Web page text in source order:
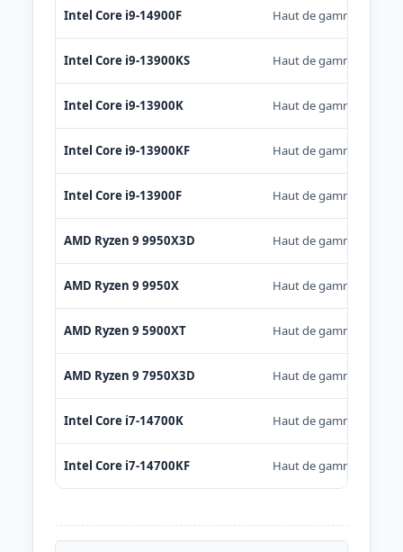
Intel Core i9-14900F Haut de gamme
Intel Core i9-13900KS Haut de gamme
Intel Core i9-13900K Haut de gamme
Intel Core i9-13900KF Haut de gamme
Intel Core i9-13900F Haut de gamme
AMD Ryzen 9 9950X3D Haut de gamme
AMD Ryzen 9 9950X Haut de gamme
AMD Ryzen 9 5900XT Haut de gamme
AMD Ryzen 9 7950X3D Haut de gamme
Intel Core i7-14700K Haut de gamme
Intel Core i7-14700KF Haut de gamme